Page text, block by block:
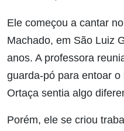
Ele começou a cantar
Machado, em São Luiz
anos. A professora
guarda-pó para entoar
Ortaça sentia algo
Porém, ele se criou